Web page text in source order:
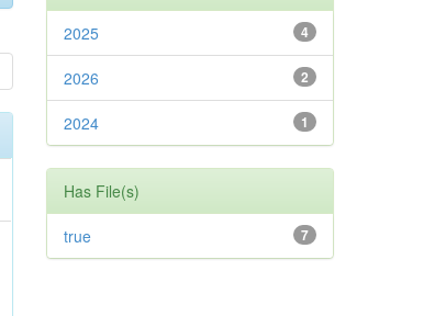
4
2025
2
2026
1
2024
Has File(s)
7
true